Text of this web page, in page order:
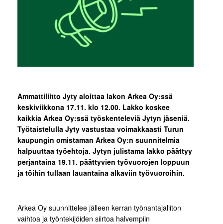
Ammattiliitto Jyty aloittaa lakon Arkea Oy:ssä
keskiviikkona 17.11. klo 12.00. Lakko koskee
kaikkia Arkea Oy:ssä työskenteleviä Jytyn jäseniä.
Työtaistelulla Jyty vastustaa voimakkaasti Turun
kaupungin omistaman Arkea Oy:n suunnitelmia
halpuuttaa työehtoja. Jytyn julistama lakko päättyy
perjantaina 19.11. päättyvien työvuorojen loppuun
ja töihin tullaan lauantaina alkaviin työvuoroihin.
Arkea Oy suunnittelee jälleen kerran työnantajaliiton
vaihtoa ja työntekijöiden siirtoa halvempiin